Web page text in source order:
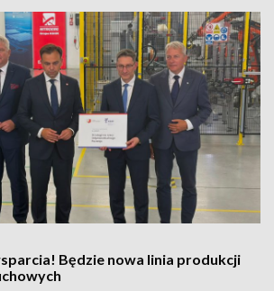
Będzie nowa linia produkcji